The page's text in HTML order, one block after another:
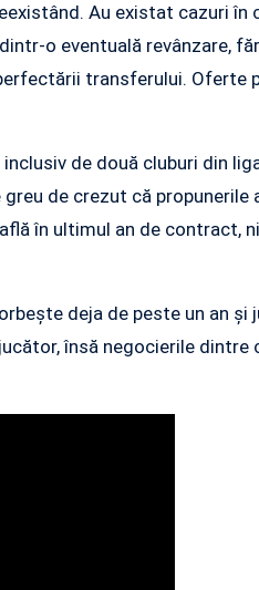
Au existat cazuri
o eventuală revânzare,
transferului. Oferte
de două cluburi din
de crezut că propunerile
în ultimul an de contract,
deja de peste un an şi
însă negocierile dintre